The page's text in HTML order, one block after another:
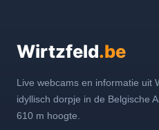
Wirtzfeld.be
Live webcams en informatie uit
idyllisch dorpje in de Belgische
610 m hoogte.